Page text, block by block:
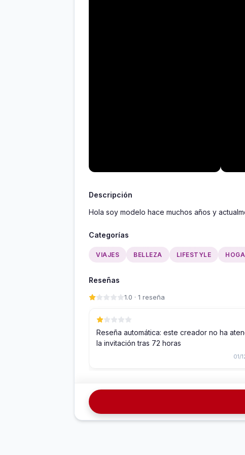
Descripción
Hola soy modelo hace muchos años y
Categorías
VIAJES BELLEZA LIFESTYLE
Reseñas
1.0 · 1 reseña
Reseña automática: este creador no ha
la invitación tras 72 horas
01/